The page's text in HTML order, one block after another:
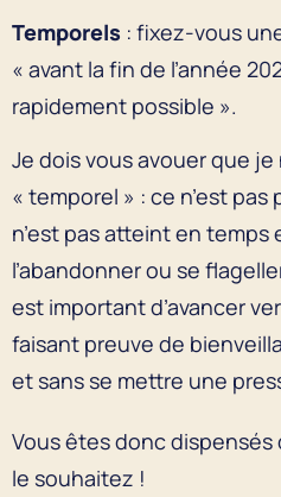
Temporels : fixez-vous
« avant la fin de l’année
rapidement possible ».
Je dois vous avouer que
« temporel » : ce n’est
n’est pas atteint en temps
l’abandonner ou se
est important d’avancer
faisant preuve de
et sans se mettre une
Vous êtes donc dispensés
le souhaitez !